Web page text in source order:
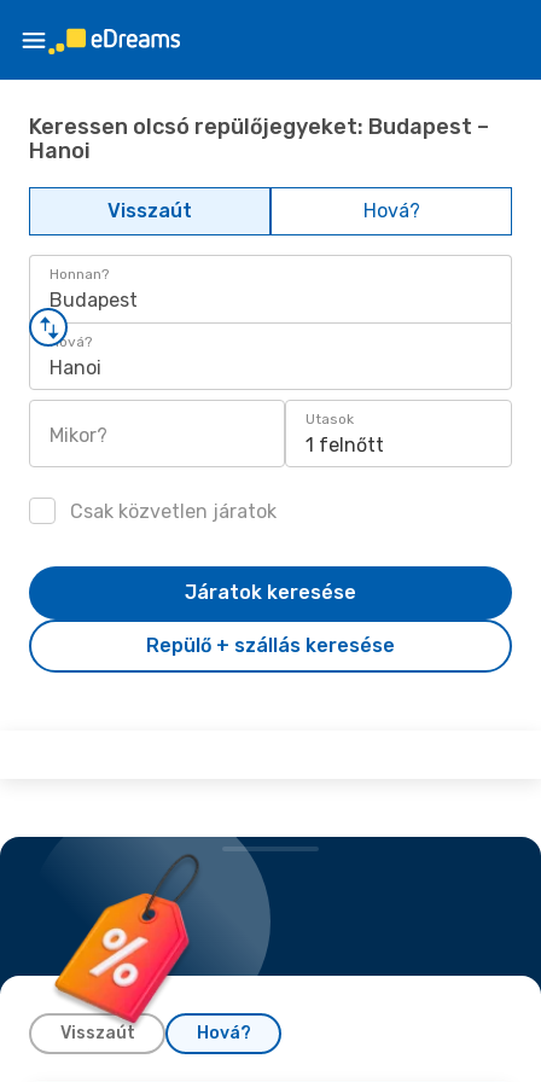
Keressen olcsó repülőjegyeket: Budapest –
Hanoi
Visszaút Hová?
Honnan?
Budapest
Hová?
Hanoi
Mikor?
Utasok
1 felnőtt
Csak közvetlen járatok
Repülő + szállás keresése
Járatok keresése
Visszaút Hová?